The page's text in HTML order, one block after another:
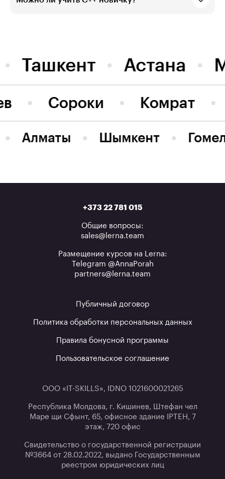
Ташкент Астана
Комрат
Сороки
Алматы Шымкент
+373 22 781 015
Общие вопросы:
sales@lerna.team
Размещение курсов на Lerna:
Telegram @AnnaPorah
partners@lerna.team
Публичный договор
Политика обработки персональных данных
Правила бонусной программы
Пользовательское соглашение
ООО «IT-SKILLS», IDNO 1021600021265
Республика Молдова, г. Кишинев, Штефан чел
Маре щи Сфынт, 65, офисное здание IPTEH, 7
этаж, 720 офис
Свидетельство о государственной регистрации
№3664 от 28.02.2022, выдано Государственным
реестром юридических лиц